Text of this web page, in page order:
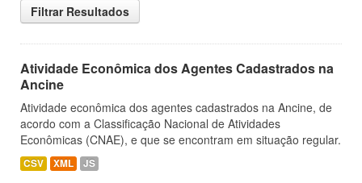
Filtrar Resultados
Atividade Econômica dos Agentes Cadastrados na
Ancine
Atividade econômica dos agentes cadastrados na Ancine, de
acordo com a Classificação Nacional de Atividades
Econômicas (CNAE), e que se encontram em situação regular.
CSV XML JS